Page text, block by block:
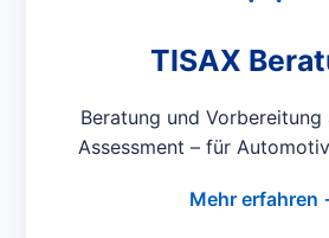
TISAX
Beratung und Vorbereitung
Assessment – für
Mehr erfahren